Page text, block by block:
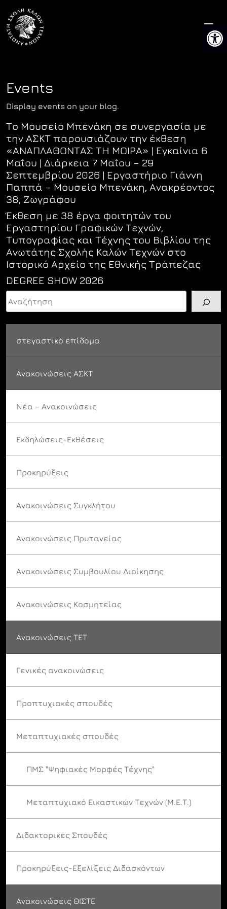
content
Events
Display events on your blog.
Το Μουσείο Μπενάκη σε συνεργασία με
την ΑΣΚΤ παρουσιάζουν την έκθεση
«ΑΝΑΠΛΑΘΟΝΤΑΣ ΤΗ ΜΟΙΡΑ» | Εγκαίνια 6
Μαΐου | Διάρκεια 7 Μαΐου – 29
Σεπτεμβρίου 2026 | Εργαστήριο Γιάννη
Παππά – Μουσείο Μπενάκη, Ανακρέοντος
38, Ζωγράφου
Έκθεση με 38 έργα φοιτητών του
Εργαστηρίου Γραφικών Τεχνών,
Τυπογραφίας και Τέχνης του Βιβλίου της
Ανωτάτης Σχολής Καλών Τεχνών στο
Ιστορικό Αρχείο της Εθνικής Τράπεζας
DEGREE SHOW 2026
Αναζήτηση
στεγαστικό επίδομα
Ανακοινώσεις ΑΣΚΤ
Νέα – Ανακοινώσεις
Εκδηλώσεις-Εκθέσεις
Προκηρύξεις
Ανακοινώσεις Συγκλήτου
Ανακοινώσεις Πρυτανείας
Ανακοινώσεις Συμβουλίου Διοίκησης
Ανακοινώσεις Κοσμητείας
Ανακοινώσεις ΤΕΤ
Γενικές ανακοινώσεις
Προπτυχιακές σπουδές
Μεταπτυχιακές σπουδές
ΠΜΣ "Ψηφιακές Μορφές Τέχνης"
Μεταπτυχιακό Εικαστικών Τεχνών (Μ.Ε.Τ.)
Διδακτορικές Σπουδές
Προκηρύξεις-Εξελίξεις Διδασκόντων
Ανακοινώσεις ΘΙΣΤΕ